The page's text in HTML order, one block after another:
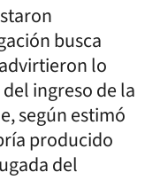
busca
lo
ingreso de la
según estimó
producido
del